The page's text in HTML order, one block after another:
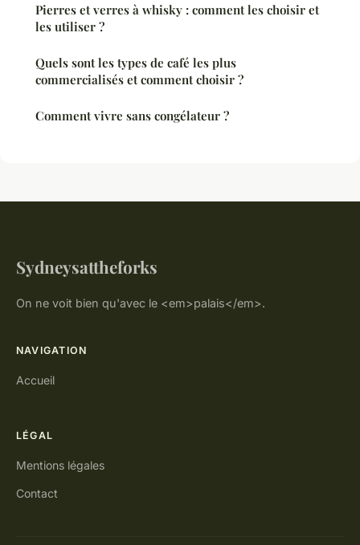
Pierres et verres à whisky : comment les choisir et
les utiliser ?
Quels sont les types de café les plus
commercialisés et comment choisir ?
Comment vivre sans congélateur ?
Sydneysattheforks
On ne voit bien qu'avec le <em>palais</em>.
NAVIGATION
Accueil
LÉGAL
Mentions légales
Contact